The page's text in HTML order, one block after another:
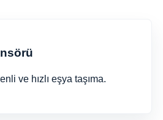
ve hızlı eşya taşıma.